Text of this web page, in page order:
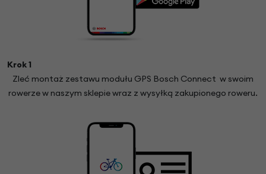
Krok 1
Zleć montaż zestawu modułu GPS Bosch Connect w swoim
rowerze w naszym sklepie wraz z wysyłką zakupionego roweru.